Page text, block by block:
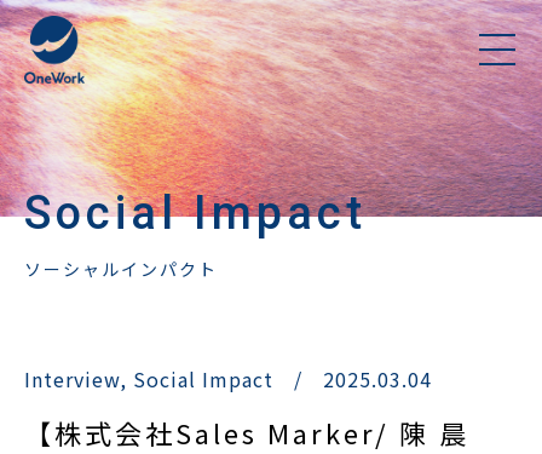
Social Impact
ソーシャルインパクト
Interview, Social Impact / 2025.03.04
【株式会社Sales Marker/ 陳 晨